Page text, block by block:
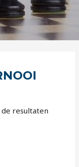
resultaten